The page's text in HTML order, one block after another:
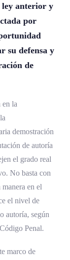
ley anterior y
por
su defensa y
de
en la
demostración
de autoría
el grado real
No basta con
en el
el nivel de
autoría, según
Penal.
marco de